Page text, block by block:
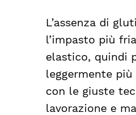
L’assenza di
l’impasto più
elastico, quindi
leggermente
con le giuste
lavorazione e